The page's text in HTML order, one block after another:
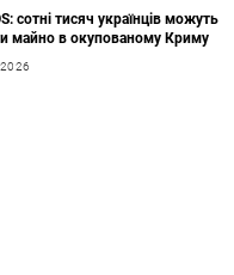
сотні тисяч українців можуть
майно в окупованому Криму